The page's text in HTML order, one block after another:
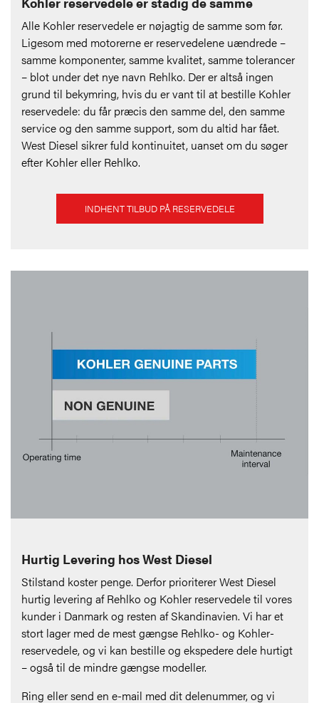
Alle Kohler reservedele er nøjagtig de samme som før.
Ligesom med motorerne er reservedelene uændrede –
samme komponenter, samme kvalitet, samme tolerancer
– blot under det nye navn Rehlko. Der er altså ingen
grund til bekymring, hvis du er vant til at bestille Kohler
reservedele: du får præcis den samme del, den samme
service og den samme support, som du altid har fået.
West Diesel sikrer fuld kontinuitet, uanset om du søger
efter Kohler eller Rehlko.
INDHENT TILBUD PÅ RESERVEDELE
Hurtig Levering hos West Diesel
Stilstand koster penge. Derfor prioriterer West Diesel
hurtig levering af Rehlko og Kohler reservedele til vores
kunder i Danmark og resten af Skandinavien. Vi har et
stort lager med de mest gængse Rehlko- og Kohler-
reservedele, og vi kan bestille og ekspedere dele hurtigt
– også til de mindre gængse modeller.
Ring eller send en e-mail med dit delenummer, og vi